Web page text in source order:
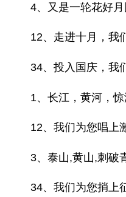
4、又是一轮花好月
12、走进十月，我
34、投入国庆，我
1、长江，黄河，
12、我们为您唱上
3、泰山,黄山,刺破
34、我们为您捎上